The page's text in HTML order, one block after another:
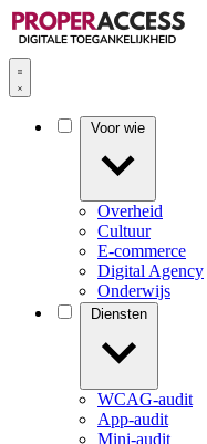
Overheid
Cultuur
E-commerce
Digital Agency
Onderwijs
WCAG-audit
App-audit
Mini-audit